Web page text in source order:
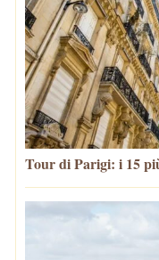
Tour di Parigi: i 15